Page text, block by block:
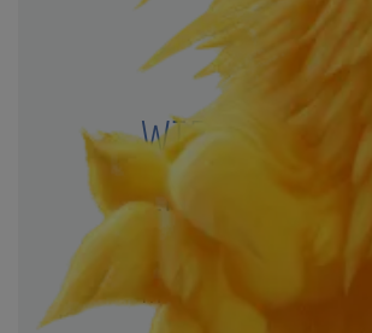
WIR
ENTDECKE
Mit kutego wirst